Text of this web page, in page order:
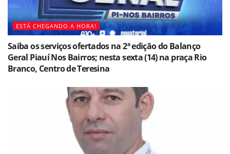
ESTÁ CHEGANDO A HORA!
Saiba os serviços ofertados na 2ª edição do Balanço
Geral Piauí Nos Bairros; nesta sexta (14) na praça Rio
Branco, Centro de Teresina